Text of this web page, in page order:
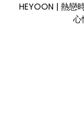
HEYOON | 熱戀
心